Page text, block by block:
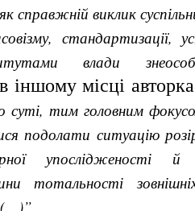
справжній виклик
стандартизації,
влади
місці
суті, тим головним
подолати ситуацію
упослідженості
тотальності
(…)”